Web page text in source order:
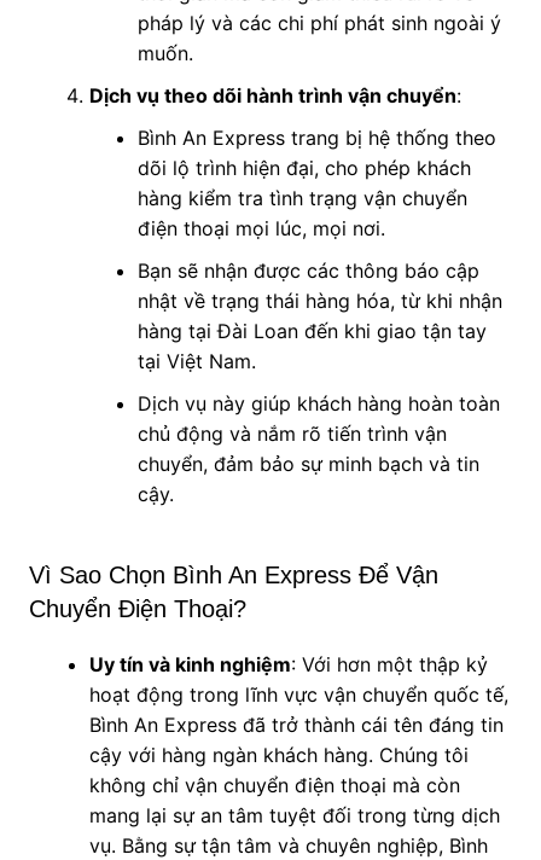
pháp lý và các chi phí phát sinh ngoài ý
muốn.
Dịch vụ theo dõi hành trình vận chuyển:
Bình An Express trang bị hệ thống theo
dõi lộ trình hiện đại, cho phép khách
hàng kiểm tra tình trạng vận chuyển
điện thoại mọi lúc, mọi nơi.
Bạn sẽ nhận được các thông báo cập
nhật về trạng thái hàng hóa, từ khi nhận
hàng tại Đài Loan đến khi giao tận tay
tại Việt Nam.
Dịch vụ này giúp khách hàng hoàn toàn
chủ động và nắm rõ tiến trình vận
chuyển, đảm bảo sự minh bạch và tin
cậy.
Vì Sao Chọn Bình An Express Để Vận
Chuyển Điện Thoại?
Uy tín và kinh nghiệm: Với hơn một thập kỷ
hoạt động trong lĩnh vực vận chuyển quốc tế,
Bình An Express đã trở thành cái tên đáng tin
cậy với hàng ngàn khách hàng. Chúng tôi
không chỉ vận chuyển điện thoại mà còn
mang lại sự an tâm tuyệt đối trong từng dịch
vụ. Bằng sự tận tâm và chuyên nghiệp, Bình